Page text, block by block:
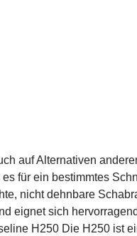
auf Alternativen
für ein bestimmtes
nicht dehnbare
eignet sich
H250 Die H250 ist